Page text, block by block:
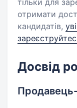
тільки для
отримати
кандидатів,
Досвід